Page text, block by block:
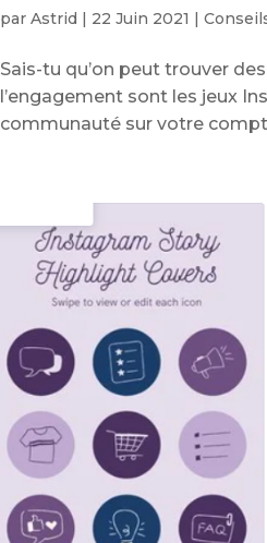
parAstrid | 22 Juin 2021 |
Sais-tu qu’on peut trouver
l’engagement sont les jeux
communauté sur votre